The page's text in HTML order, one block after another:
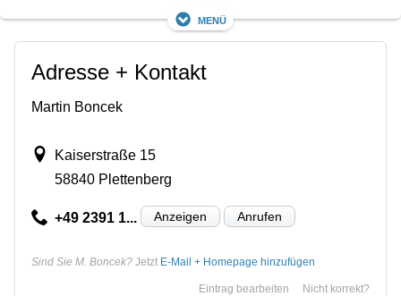
Menü
Adresse + Kontakt
Martin Boncek
Kaiserstraße 15
58840 Plettenberg
+49 2391 1... Anzeigen Anrufen
Sind Sie M. Boncek? Jetzt E-Mail + Homepage hinzufügen
Nicht korrekt?
Eintrag bearbeiten